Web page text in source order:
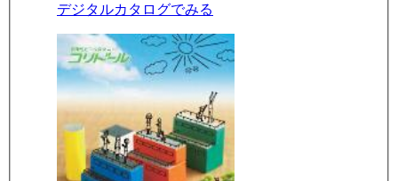
デジタルカタログでみる